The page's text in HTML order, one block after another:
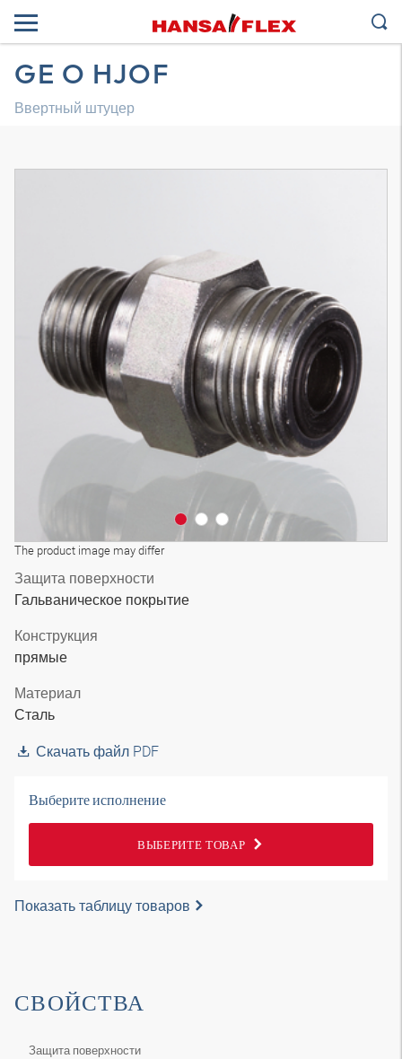
GE O HJOF
Ввертный штуцер
The product image may differ
Трехмерная модель
Защита поверхности
Гальваническое покрытие
Конструкция
прямые
Материал
Сталь
Скачать файл PDF
Выберите исполнение
ВЫБЕРИТЕ ТОВАР
Показать таблицу товаров
СВОЙСТВА
Защита поверхности